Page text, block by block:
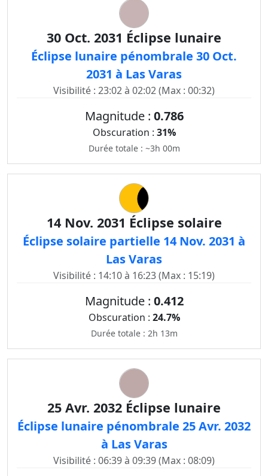
30 Oct. 2031 Éclipse lunaire
Éclipse lunaire pénombrale 30 Oct.
2031 à Las Varas
Visibilité : 23:02 à 02:02 (Max : 00:32)
Magnitude : 0.786
Obscuration : 31%
Durée totale : ~3h 00m
14 Nov. 2031 Éclipse solaire
Éclipse solaire partielle 14 Nov. 2031 à
Las Varas
Visibilité : 14:10 à 16:23 (Max : 15:19)
Magnitude : 0.412
Obscuration : 24.7%
Durée totale : 2h 13m
25 Avr. 2032 Éclipse lunaire
Éclipse lunaire pénombrale 25 Avr. 2032
à Las Varas
Visibilité : 06:39 à 09:39 (Max : 08:09)